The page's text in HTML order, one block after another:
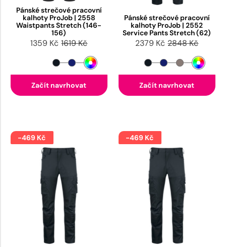
Pánské strečové pracovní
kalhoty ProJob | 2558
Waistpants Stretch (146-
156)
1359 Kč 1619 Kč
Začít navrhovat
Pánské strečové pracovní
kalhoty ProJob | 2552
Service Pants Stretch (62)
2379 Kč 2848 Kč
Začít navrhovat
-469 Kč -469 Kč